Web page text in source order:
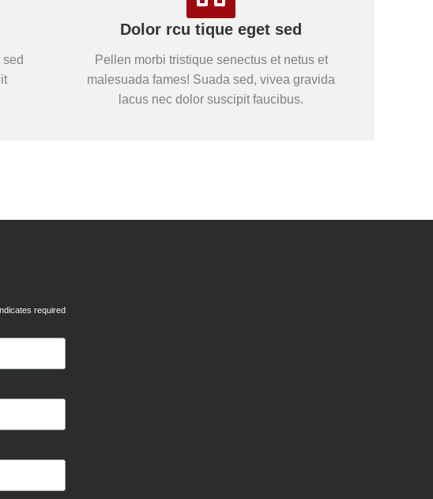
Dolor rcu tique eget sed
Pellen morbi tristique senectus et netus et
malesuada fames! Suada sed, vivea gravida
lacus nec dolor suscipit faucibus.
required